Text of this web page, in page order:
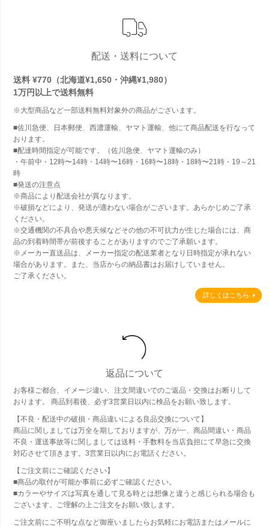
配送・送料について
送料 ¥770（北海道¥1,650・沖縄¥1,980）
1万円以上で送料無料
※大型商品など一部送料無料対象外の商品がございます。
■佐川急便、日本郵便、西濃運輸、ヤマト運輸、他にて商品配送を行なって
おります。
■配達時間指定が可能です。（佐川急便、ヤマト運輸のみ）
・午前中・12時〜14時・14時〜16時・16時〜18時・18時〜21時・19～21
時
■発送の注意点
※商品により配送会社が異なります。
※破損などにより、発送が適わない場合がございます。あらかじめご了承
ください。
※交通機関の不具合や悪天候などその他の不可抗力が生じた場合には、商
品の到着時間帯が前後することがありますのでご了承願います。
※メーカー直送品は、メーカー指定の配送業者となり日時指定が承れない
場合があります。また、当店からの納品書はお届けしていません。
ご了承ください。
詳しくはこちら
返品について
お客様ご都合、イメージ違い、注文間違いでのご返品・交換はお断りして
おります。 商品到着後、必ず3営業日以内に検品をお願い致します。
【不良・配送中の破損・商品違いによる良品交換について】
商品に関しましては万全を期しておりますが、万が一、商品間違い・商品
不良・運送事故等に関しましては送料・手数料を当店負担にて早急に交換
対応させて頂きます。3営業日以内にお電話ください。
【ご注文前にご確認ください】
■商品の取付が可能か事前に必ずご確認ください。
■カラーやサイズは写真を通して見る時とは想像と違うと感じられる場合も
ございます。ご理解の上ご注文をお願い致します。
ご注文前にご不明な点など御座いましたらお気軽にお電話またはメールに